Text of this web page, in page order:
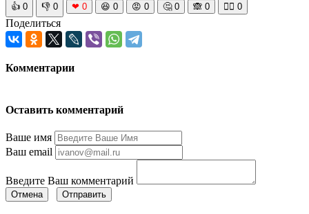
👍 0 👎 0 ❤ 0 😆 0 😡 0 🤔 0 🙈 0 🧘‍♀️ 0
Поделиться
Комментарии
Оставить комментарий
Ваше имя
Ваш email
Введите Ваш комментарий
Отмена Отправить